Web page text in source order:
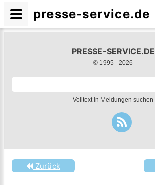
PRESSE-SERVICE.DE
© 1995 - 2026
Volltext in Meldungen suchen
Zurück
presse-service.de